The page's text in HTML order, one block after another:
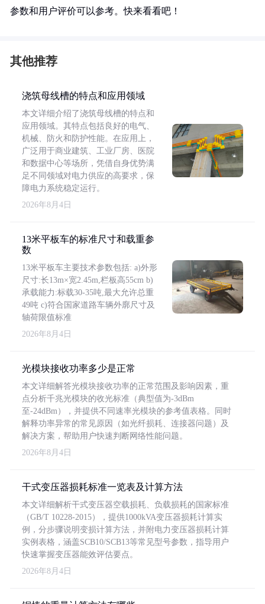
参数和用户评价可以参考。快来看看吧！
其他推荐
浇筑母线槽的特点和应用领域
本文详细介绍了浇筑母线槽的特点和
应用领域。其特点包括良好的电气、
机械、防火和防护性能。在应用上，
广泛用于商业建筑、工业厂房、医院
和数据中心等场所，凭借自身优势满
足不同领域对电力供应的高要求，保
障电力系统稳定运行。
2026年8月4日
13米平板车的标准尺寸和载重参
数
13米平板车主要技术参数包括: a)外形
尺寸:长13m×宽2.45m,栏板高55cm b)
承载能力:标载30-35吨,最大允许总重
49吨 c)符合国家道路车辆外廓尺寸及
轴荷限值标准
2026年8月4日
光模块接收功率多少是正常
本文详细解答光模块接收功率的正常范围及影响因素，重
点分析千兆光模块的收光标准（典型值为-3dBm
至-24dBm），并提供不同速率光模块的参考值表格。同时
解释功率异常的常见原因（如光纤损耗、连接器问题）及
解决方案，帮助用户快速判断网络性能问题。
2026年8月4日
干式变压器损耗标准一览表及计算方法
本文详细解析干式变压器空载损耗、负载损耗的国家标准
（GB/T 10228-2015），提供1000kVA变压器损耗计算实
例，分步骤说明变损计算方法，并附电力变压器损耗计算
实例表格，涵盖SCB10/SCB13等常见型号参数，指导用户
快速掌握变压器能效评估要点。
2026年8月4日